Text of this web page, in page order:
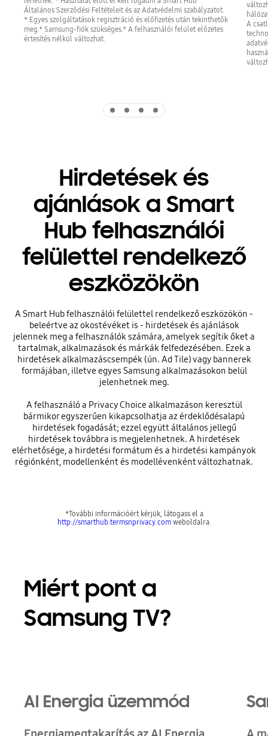
Általános Szerződési Feltételeit és az Adatvédelmi szabályzatot.
* Egyes szolgáltatások regisztráció és előfizetés után tekinthetők
meg.* Samsung-fiók szükséges.* A felhasználói felület előzetes
értesítés nélkül változhat.
A
Hirdetések és
ajánlások a Smart
Hub felhasználói
felülettel rendelkező
eszközökön
A Smart Hub felhasználói felülettel rendelkező eszközökön -
beleértve az okostévéket is - hirdetések és ajánlások
jelennek meg a felhasználók számára, amelyek segítik őket a
tartalmak, alkalmazások és márkák felfedezésében. Ezek a
hirdetések alkalmazáscsempék (ún. Ad Tile) vagy bannerek
formájában, illetve egyes Samsung alkalmazásokon belül
jelenhetnek meg.
A felhasználó a Privacy Choice alkalmazáson keresztül
bármikor egyszerűen kikapcsolhatja az érdeklődésalapú
hirdetések fogadását; ezzel együtt általános jellegű
hirdetések továbbra is megjelenhetnek. A hirdetések
elérhetősége, a hirdetési formátum és a hirdetési kampányok
régiónként, modellenként és modellévenként változhatnak.
*További információért kérjük, látogass el a
http://smarthub.termsnprivacy.comweboldalra.
Miért pont a
Samsung TV?
AI Energia üzemmód